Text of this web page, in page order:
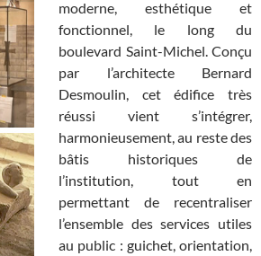
moderne, esthétique et
fonctionnel, le long du
boulevard Saint-Michel. Conçu
par l’architecte Bernard
Desmoulin, cet édifice très
réussi vient s’intégrer,
harmonieusement, au reste des
bâtis historiques de
l’institution, tout en
permettant de recentraliser
l’ensemble des services utiles
au public : guichet, orientation,